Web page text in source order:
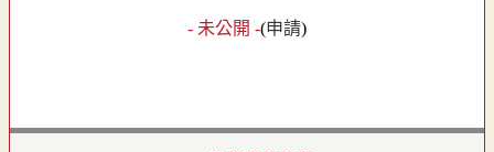
- 未公開 -(申請)